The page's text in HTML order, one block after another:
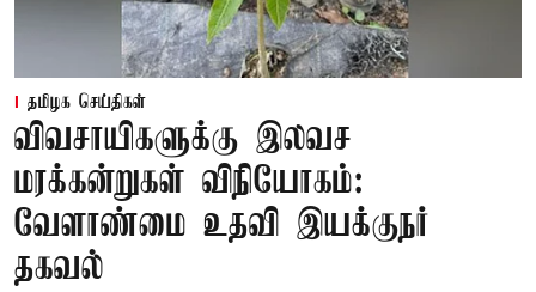
தமிழக செய்திகள்
விவசாயிகளுக்கு இலவச
மரக்கன்றுகள் விநியோகம்:
வேளாண்மை உதவி இயக்குநர்
தகவல்